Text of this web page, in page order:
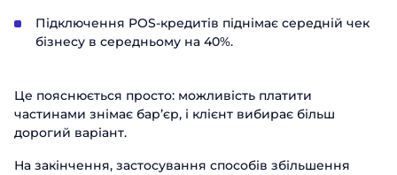
Підключення POS-кредитів піднімає середній чек
бізнесу в середньому на 40%.
Це пояснюється просто: можливість платити
частинами знімає бар’єр, і клієнт вибирає більш
дорогий варіант.
На закінчення, застосування способів збільшення